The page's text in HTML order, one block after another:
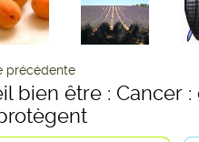
précédente
bien être : Cancer